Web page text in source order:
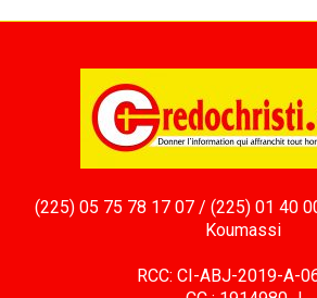
(225) 05 75 78 17 07 / (225) 01 40
Koumassi
RCC: CI-ABJ-2019-A-